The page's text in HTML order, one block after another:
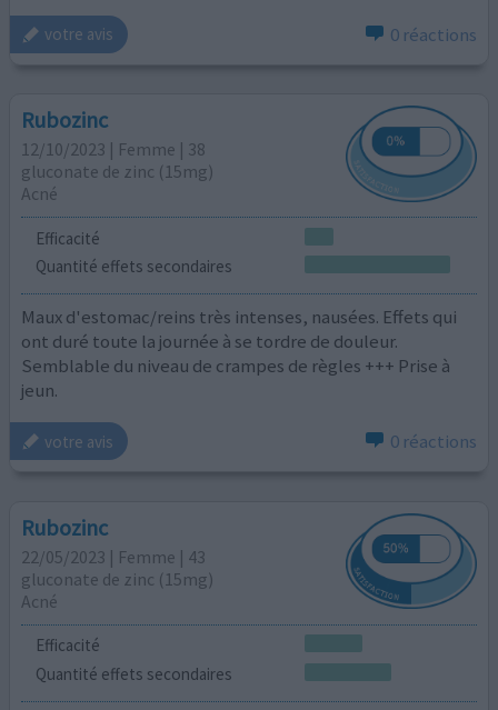
votre avis 0 réactions
Rubozinc
12/10/2023 | Femme | 38
gluconate de zinc (15mg)
Acné
Efficacité
Quantité effets secondaires
Maux d'estomac/reins très intenses, nausées. Effets qui
ont duré toute la journée à se tordre de douleur.
Semblable du niveau de crampes de règles +++ Prise à
jeun.
votre avis 0 réactions
Rubozinc
22/05/2023 | Femme | 43
gluconate de zinc (15mg)
Acné
Efficacité
Quantité effets secondaires